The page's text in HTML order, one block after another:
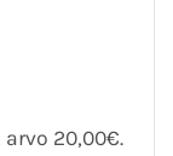
20,00€.